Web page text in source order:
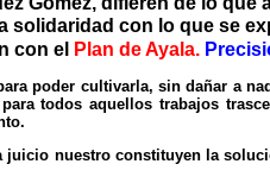
con lo que se
con el
Plan de Ayala.
poder cultivarla, sin dañar a
todos aquellos trabajos
nuestro constituyen la